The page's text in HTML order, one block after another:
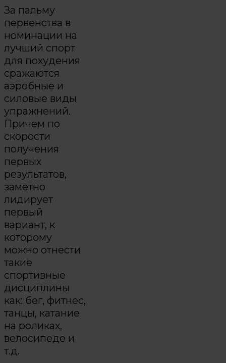
За пальму
первенства в
номинации на
лучший спорт
для похудения
сражаются
аэробные и
силовые виды
упражнений.
Причем по
скорости
получения
первых
результатов,
заметно
лидирует
первый
вариант, к
которому
можно отнести
такие
спортивные
дисциплины
как: бег, фитнес,
танцы, катание
на роликах,
велосипеде и
т.д.